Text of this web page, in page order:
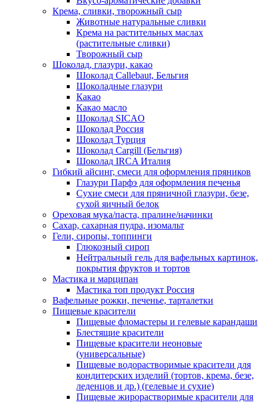
Крема, сливки, творожный сыр
Животные натуральные сливки
Крема на растительных маслах
(растительные сливки)
Творожный сыр
Шоколад, глазури, какао
Шоколад Callebaut, Бельгия
Шоколадные глазури
Какао
Какао масло
Шоколад SICAO
Шоколад Россия
Шоколад Турция
Шоколад Cargill (Бельгия)
Шоколад IRCA Италия
Гибкий айсинг, смеси для оформления пряников
Глазури Парфэ для оформления печенья
Сухие смеси для пряничной глазури, безе,
сухой яичный белок
Ореховая мука/паста, пралине/начинки
Сахар, сахарная пудра, изомальт
Гели, сиропы, топпинги
Глюкозный сироп
Нейтральный гель для вафельных картинок,
покрытия фруктов и тортов
Мастика и марципан
Мастика топ продукт Россия
Вафельные рожки, печенье, тарталетки
Пищевые красители
Пищевые фломастеры и гелевые карандаши
Блестящие красители
Пищевые красители неоновые
(универсальные)
Пищевые водорастворимые красители для
кондитерских изделий (тортов, крема, безе,
леденцов и др.) (гелевые и сухие)
Пищевые жирорастворимые красители для